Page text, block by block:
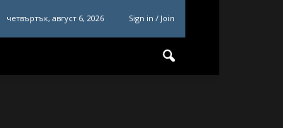
четвъртък, август 6, 2026 Sign in / Join